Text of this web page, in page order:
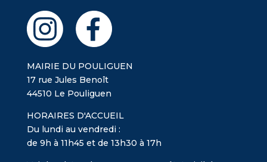
MAIRIE DU POULIGUEN
17 rue Jules Benoît
44510 Le Pouliguen
HORAIRES D'ACCUEIL
Du lundi au vendredi :
de 9h à 11h45 et de 13h30 à 17h